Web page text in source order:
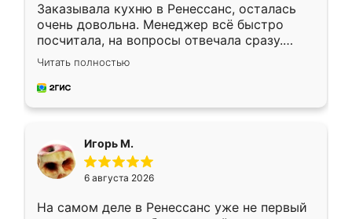
Заказывала кухню в Ренессанс, осталась
очень довольна. Менеджер всё быстро
посчитала, на вопросы отвечала сразу.
Замерщик приехал в субботу, подошёл к
делу со всей ответственностью. Собрали
за день, ребята работали аккуратно, даже
Читать полностью
Игорь М.
6 августа 2026
На самом деле в Ренессанс уже не первый